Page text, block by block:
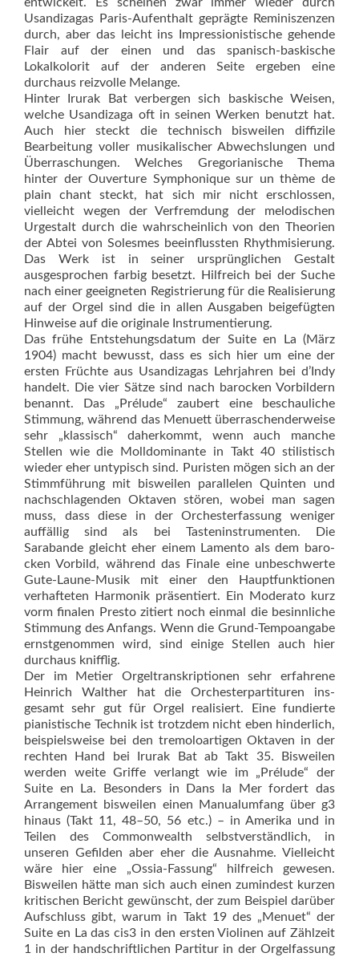
entwickelt. Es scheinen zwar immer wieder durch
Usandizagas Paris-Aufenthalt geprägte Reminis­zenzen
durch, aber das leicht ins Impressionistische gehende
Flair auf der einen und das spanisch-baskische
Lokalkolorit auf der anderen Seite ergeben eine
durchaus reizvolle Melange.
Hinter Irurak Bat verbergen sich baskische Weisen,
welche Usandizaga oft in seinen Werken benutzt hat.
Auch hier steckt die technisch bisweilen diffizile
Bearbeitung voller musikalischer Abwechslungen und
Überraschungen. Welches Gregorianische Thema
hinter der Ouverture Symphonique sur un thème de
plain chant steckt, hat sich mir nicht erschlossen,
vielleicht wegen der Verfremdung der melodischen
Urgestalt durch die wahrscheinlich von den Theorien
der Abtei von Solesmes beeinflussten Rhythmisierung.
Das Werk ist in seiner ursprünglichen Gestalt
ausgesprochen farbig besetzt. Hilfreich bei der Suche
nach einer geeigneten Registrierung für die Realisierung
auf der Orgel sind die in allen Ausgaben beigefügten
Hinweise auf die originale Instrumentierung.
Das frühe Entstehungsdatum der Suite en La (März
1904) macht bewusst, dass es sich hier um eine der
ersten Früchte aus Usandizagas Lehrjahren bei d’Indy
handelt. Die vier Sätze sind nach barocken Vorbildern
benannt. Das „Prélude“ zaubert eine beschauliche
Stimmung, während das Menuett überraschenderweise
sehr „klassisch“ daherkommt, wenn auch manche
Stellen wie die Molldominante in Takt 40 stilistisch
wieder eher untypisch sind. Puristen mögen sich an der
Stimmführung mit bisweilen parallelen Quinten und
nachschlagenden Oktaven stören, wobei man sagen
muss, dass diese in der Orchesterfassung weniger
auffällig sind als bei Tas­ten­instrumenten. Die
Sarabande gleicht eher einem Lamento als dem baro­
cken Vorbild, während das Finale eine unbeschwerte
Gute-Laune-Musik mit einer den Hauptfunktionen
verhafteten Harmonik präsentiert. Ein Moderato kurz
vorm finalen Presto zitiert noch einmal die besinnliche
Stimmung des Anfangs. Wenn die Grund-Tempo­angabe
ernstgenommen wird, sind einige Stellen auch hier
durchaus knifflig.
Der im Metier Orgeltranskriptionen sehr erfahrene
Heinrich Wal­ther hat die Orchesterpartituren ins­
gesamt sehr gut für Orgel realisiert. Eine fundierte
pianistische Technik ist trotzdem nicht eben hinderlich,
beispielsweise bei den tremoloartigen Oktaven in der
rechten Hand bei Irurak Bat ab Takt 35. Bisweilen
werden weite Griffe verlangt wie im „Prélude“ der
Suite en La. Besonders in Dans la Mer fordert das
Arrangement bisweilen einen Manualumfang über g3
hinaus (Takt 11, 48–50, 56 etc.) – in Amerika und in
Teilen des Commonwealth selbstverständlich, in
unseren Gefilden aber eher die Ausnahme. Vielleicht
wäre hier eine „Ossia-Fassung“ hilfreich gewesen.
Bisweilen hätte man sich auch einen zumindest kurzen
kritischen Bericht gewünscht, der zum Beispiel darüber
Aufschluss gibt, wa­rum in Takt 19 des „Menuet“ der
Suite en La das cis3 in den ersten Violinen auf Zählzeit
1 in der handschriftlichen Partitur in der Orgelfassung